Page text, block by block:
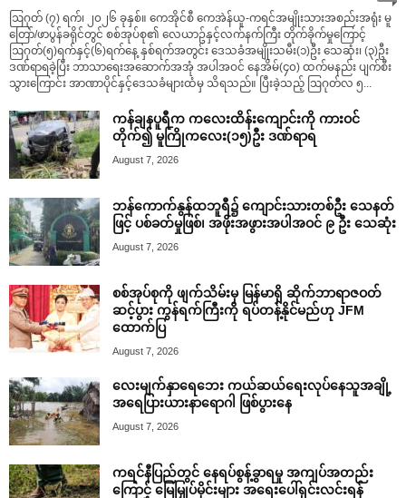
ဩဂုတ် (၇) ရက်၊ ၂၀၂၆ ခုနှစ်။ ကေအိုင်စီ ကေအဲန်ယူ-ကရင်အမျိုးသားအစည်းအရုံး မူ
တြော်/ဖာပွန်ခရိုင်တွင် စစ်အုပ်စု၏ လေယာဥ်နှင့်လက်နက်ကြီး တိုက်ခိုက်မှုကြောင့်
ဩဂုတ်(၅)ရက်နှင့်(၆)ရက်နေ့ နှစ်ရက်အတွင်း ဒေသခံအမျိုးသမီး(၁)ဦး သေဆုံး၊ (၃)ဦး
ဒဏ်ရာရခဲ့ပြီး ဘာသာရေးအဆောက်အအုံ အပါအဝင် နေအိမ်(၄၀) ထက်မနည်း ပျက်စီး
သွားကြောင်း အာဏာပိုင်နှင့်ဒေသခံများထံမှ သိရသည်။ ပြီးခဲ့သည့် ဩဂုတ်လ ၅...
ကန်ချနပူရီက ကလေးထိန်းကျောင်းကို ကားဝင်
တိုက်၍ မူကြိုကလေး(၁၅)ဦး ဒဏ်ရာရ
August 7, 2026
ဘန်ကောက်နွန်ထဘူရီ၌ ကျောင်းသားတစ်ဦး သေနတ်
ဖြင့် ပစ်ခတ်မှုဖြစ်၊ အဖိုးအဖွားအပါအဝင် ၉ ဦး သေဆုံး
August 7, 2026
စစ်အုပ်စုကို ဖျက်သိမ်းမှ မြန်မာရှိ ဆိုက်ဘာရာဇဝတ်
ဆင့်ပွား ကွန်ရက်ကြီးကို ရပ်တန့်နိုင်မည်ဟု JFM
ထောက်ပြ
August 7, 2026
လေးမျက်နှာရေဘေး ကယ်ဆယ်ရေးလုပ်နေသူအချို့
အရေပြားယားနာရောဂါ ဖြစ်ပွားနေ
August 7, 2026
ကရင်နီပြည်တွင် နေရပ်စွန့်ခွာရမှု အကျပ်အတည်း
ကြောင့် မြေမြှုပ်မိုင်းများ အရေးပေါ်ရှင်းလင်းရန်